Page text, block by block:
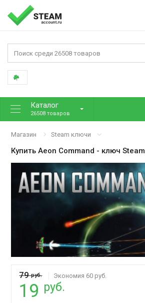
Каталог
26508 товаров
Магазин Steam ключи
КупитьAeon Command - ключ Steam
79руб. Экономия 60 руб.
19 руб.